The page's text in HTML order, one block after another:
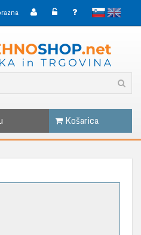
slovenskoEnglish
Košarica